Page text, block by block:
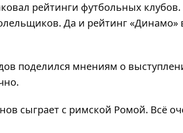
рейтинги футбольных клубов.
Да и рейтинг «Динамо»
поделился мнениям о
сыграет с римской Ромой. Всё